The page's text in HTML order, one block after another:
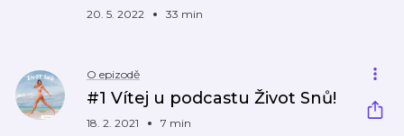
20. 5. 2022 33 min
O epizodě
#1 Vítej u podcastu Život Snů!
18. 2. 2021 7 min